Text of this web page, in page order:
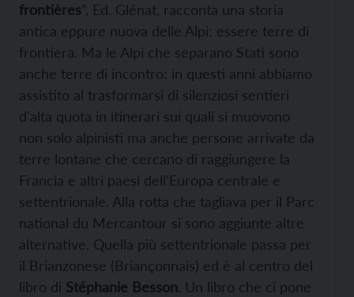
frontières”, Ed. Glénat, racconta una storia
antica eppure nuova delle Alpi: essere terre di
frontiera. Ma le Alpi che separano Stati sono
anche terre di incontro: in questi anni abbiamo
assistito al trasformarsi di silenziosi sentieri
d’alta quota in itinerari sui quali si muovono
non solo alpinisti ma anche persone arrivate da
terre lontane che cercano di raggiungere la
Francia e altri paesi dell’Europa centrale e
settentrionale. Alla rotta che tagliava per il Parc
national du Mercantour si sono aggiunte altre
alternative. Quella più settentrionale passa per
il Brianzonese (Briançonnais) ed è al centro del
libro di Stéphanie Besson. Un libro che ci pone